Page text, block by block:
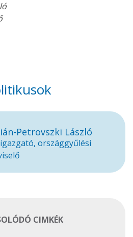
Petrovszki László
országgyűlési
CIMKÉK